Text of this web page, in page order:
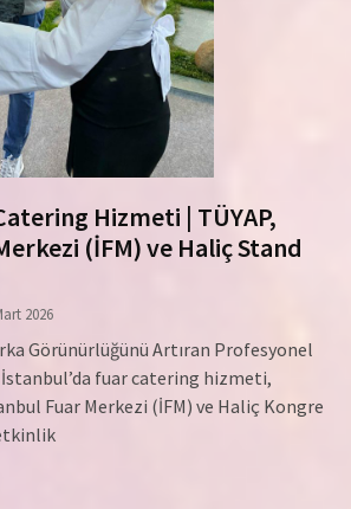
Hizmeti | TÜYAP,
(İFM) ve Haliç Stand
2026
Görünürlüğünü Artıran Profesyonel
fuar catering hizmeti,
Fuar Merkezi (İFM) ve Haliç Kongre